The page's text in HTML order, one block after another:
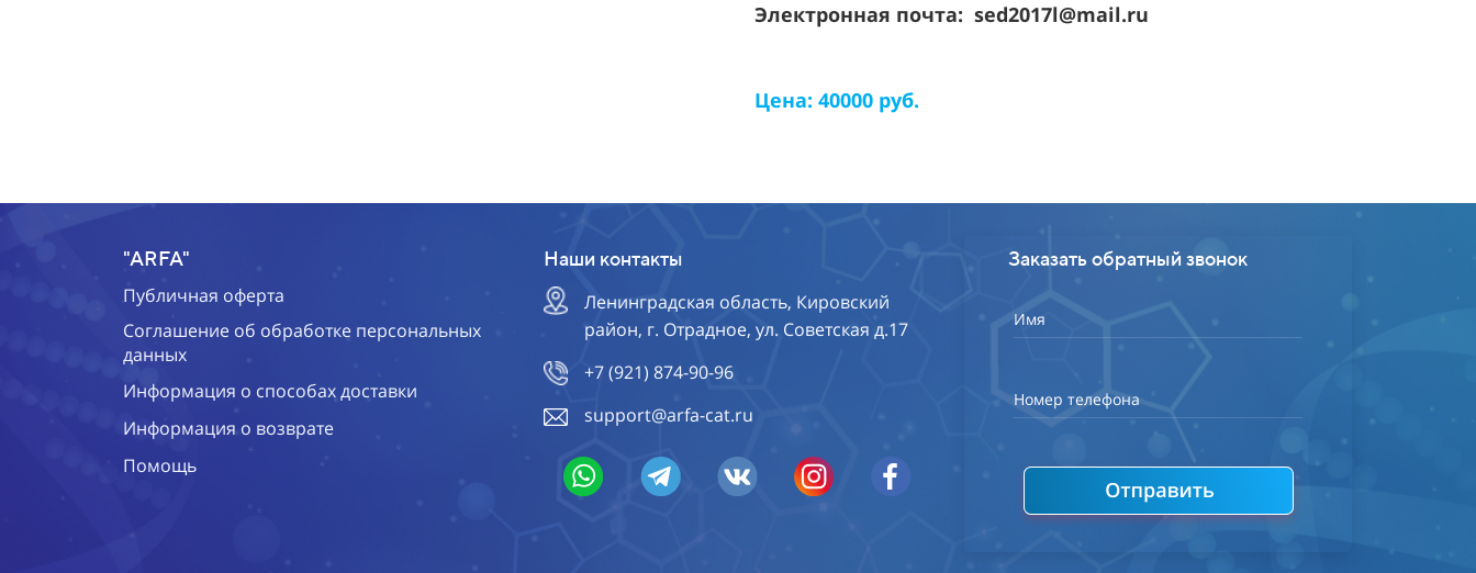
Электронная почта: sed2017l@mail.ru
Цена: 40000 руб.
"ARFA"
Публичная оферта
Соглашение об обработке персональных
данных
Информация о способах доставки
Информация о возврате
Помощь
Наши контакты
Ленинградская область, Кировский
район, г. Отрадное, ул. Советская д.17
+7 (921) 874-90-96
support@arfa-cat.ru
Заказать обратный звонок
Имя
Номер телефона